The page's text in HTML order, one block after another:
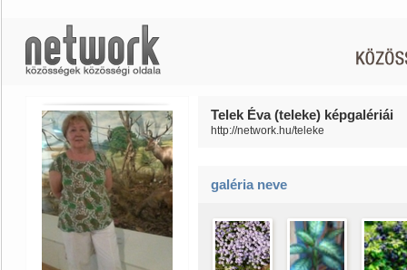
Telek Éva (teleke) képgalériái
http://network.hu/teleke
galéria neve